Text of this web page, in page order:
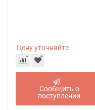
Цену уточняйте
Сообщить о
поступлении